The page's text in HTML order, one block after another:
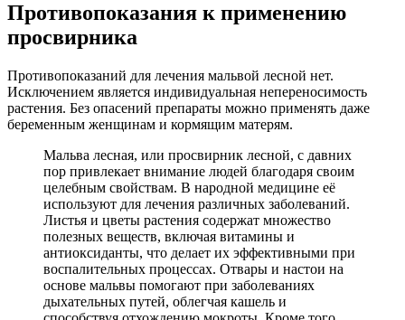
Противопоказания к применению
просвирника
Противопоказаний для лечения мальвой лесной нет.
Исключением является индивидуальная непереносимость
растения. Без опасений препараты можно применять даже
беременным женщинам и кормящим матерям.
Мальва лесная, или просвирник лесной, с давних
пор привлекает внимание людей благодаря своим
целебным свойствам. В народной медицине её
используют для лечения различных заболеваний.
Листья и цветы растения содержат множество
полезных веществ, включая витамины и
антиоксиданты, что делает их эффективными при
воспалительных процессах. Отвары и настои на
основе мальвы помогают при заболеваниях
дыхательных путей, облегчая кашель и